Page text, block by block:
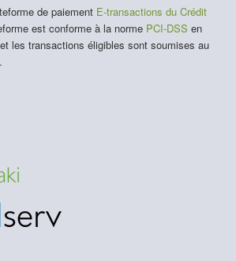
de paiement E-transactions du Crédit
est conforme à la norme PCI-DSS en
les transactions éligibles sont soumises au